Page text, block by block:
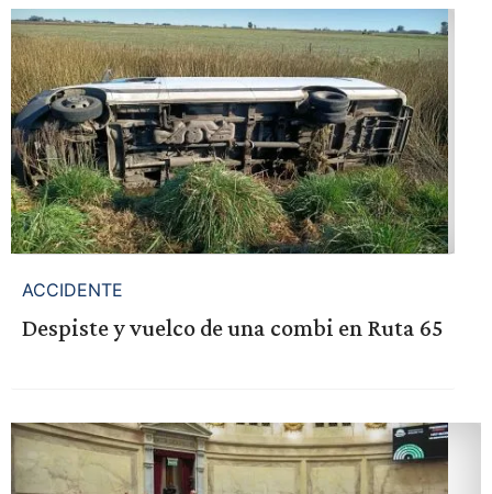
ACCIDENTE
Despiste y vuelco de una combi en Ruta 65